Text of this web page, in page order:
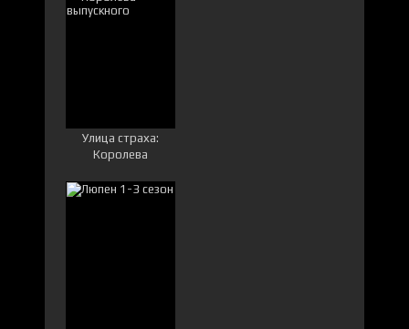
Улица страха:
Королева